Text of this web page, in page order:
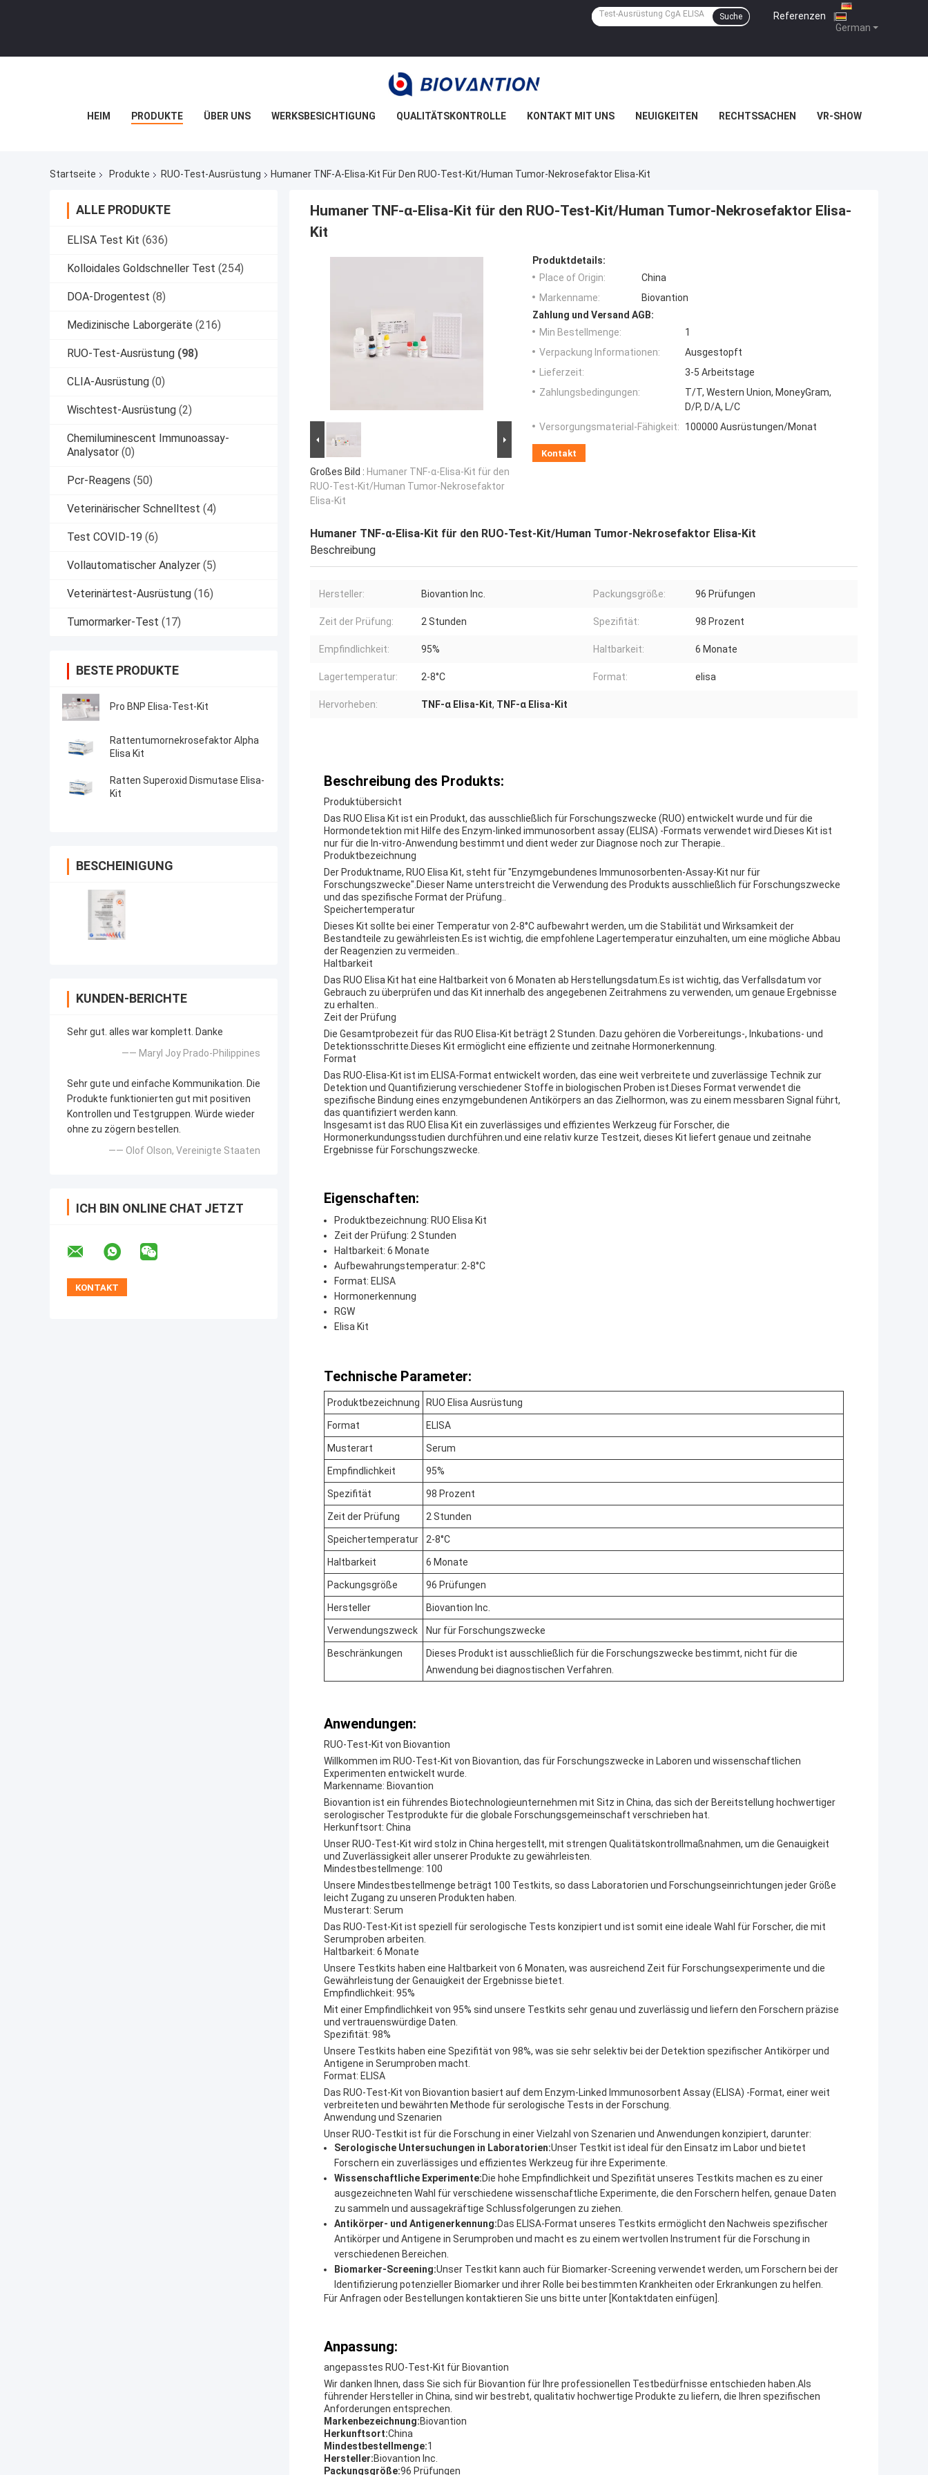
German
Referenzen |
Suche
HEIM PRODUKTE ÜBER UNS WERKSBESICHTIGUNG QUALITÄTSKONTROLLE KONTAKT MIT UNS NEUIGKEITEN RECHTSSACHEN VR-SHOW
Startseite Produkte RUO-Test-Ausrüstung Humaner TNF-Α-Elisa-Kit Für Den RUO-Test-Kit/Human Tumor-Nekrosefaktor Elisa-Kit
ALLE PRODUKTE
ELISA Test Kit (636)
Kolloidales Goldschneller Test (254)
DOA-Drogentest (8)
Medizinische Laborgeräte (216)
RUO-Test-Ausrüstung (98)
CLIA-Ausrüstung (0)
Wischtest-Ausrüstung (2)
Chemiluminescent Immunoassay-
Analysator (0)
Pcr-Reagens (50)
Veterinärischer Schnelltest (4)
Test COVID-19 (6)
Vollautomatischer Analyzer (5)
Veterinärtest-Ausrüstung (16)
Tumormarker-Test (17)
BESTE PRODUKTE
Pro BNP Elisa-Test-Kit
Rattentumornekrosefaktor Alpha
Elisa Kit
Ratten Superoxid Dismutase Elisa-
Kit
BESCHEINIGUNG
KUNDEN-BERICHTE
Sehr gut. alles war komplett. Danke
—— Maryl Joy Prado-Philippines
Sehr gute und einfache Kommunikation. Die
Produkte funktionierten gut mit positiven
Kontrollen und Testgruppen. Würde wieder
ohne zu zögern bestellen.
—— Olof Olson, Vereinigte Staaten
ICH BIN ONLINE CHAT JETZT
Humaner TNF-α-Elisa-Kit für den RUO-Test-Kit/Human Tumor-Nekrosefaktor Elisa-
Kit
Großes Bild : Humaner TNF-α-Elisa-Kit für den
RUO-Test-Kit/Human Tumor-Nekrosefaktor
Elisa-Kit
Produktdetails:
Place of Origin:
China
Markenname:
Biovantion
Zahlung und Versand AGB:
Min Bestellmenge:
1
Verpackung Informationen:
Ausgestopft
Lieferzeit:
3-5 Arbeitstage
Zahlungsbedingungen:
T/T, Western Union, MoneyGram,
D/P, D/A, L/C
Versorgungsmaterial-Fähigkeit:
100000 Ausrüstungen/Monat
Kontakt
Humaner TNF-α-Elisa-Kit für den RUO-Test-Kit/Human Tumor-Nekrosefaktor Elisa-Kit
Beschreibung
Hersteller: Biovantion Inc. Packungsgröße: 96 Prüfungen
Zeit der Prüfung: 2 Stunden Spezifität: 98 Prozent
Empfindlichkeit: 95% Haltbarkeit: 6 Monate
Lagertemperatur: 2-8°C Format: elisa
Hervorheben: TNF-α Elisa-Kit, TNF-α Elisa-Kit
Beschreibung des Produkts:
Produktübersicht
Das RUO Elisa Kit ist ein Produkt, das ausschließlich für Forschungszwecke (RUO) entwickelt wurde und für die
Hormondetektion mit Hilfe des Enzym-linked immunosorbent assay (ELISA) -Formats verwendet wird.Dieses Kit ist
nur für die In-vitro-Anwendung bestimmt und dient weder zur Diagnose noch zur Therapie..
Produktbezeichnung
Der Produktname, RUO Elisa Kit, steht für "Enzymgebundenes Immunosorbenten-Assay-Kit nur für
Forschungszwecke".Dieser Name unterstreicht die Verwendung des Produkts ausschließlich für Forschungszwecke
und das spezifische Format der Prüfung..
Speichertemperatur
Dieses Kit sollte bei einer Temperatur von 2-8°C aufbewahrt werden, um die Stabilität und Wirksamkeit der
Bestandteile zu gewährleisten.Es ist wichtig, die empfohlene Lagertemperatur einzuhalten, um eine mögliche Abbau
der Reagenzien zu vermeiden..
Haltbarkeit
Das RUO Elisa Kit hat eine Haltbarkeit von 6 Monaten ab Herstellungsdatum.Es ist wichtig, das Verfallsdatum vor
Gebrauch zu überprüfen und das Kit innerhalb des angegebenen Zeitrahmens zu verwenden, um genaue Ergebnisse
zu erhalten..
Zeit der Prüfung
Die Gesamtprobezeit für das RUO Elisa-Kit beträgt 2 Stunden. Dazu gehören die Vorbereitungs-, Inkubations- und
Detektionsschritte.Dieses Kit ermöglicht eine effiziente und zeitnahe Hormonerkennung.
Format
Das RUO-Elisa-Kit ist im ELISA-Format entwickelt worden, das eine weit verbreitete und zuverlässige Technik zur
Detektion und Quantifizierung verschiedener Stoffe in biologischen Proben ist.Dieses Format verwendet die
spezifische Bindung eines enzymgebundenen Antikörpers an das Zielhormon, was zu einem messbaren Signal führt,
das quantifiziert werden kann.
Insgesamt ist das RUO Elisa Kit ein zuverlässiges und effizientes Werkzeug für Forscher, die
Hormonerkundungsstudien durchführen.und eine relativ kurze Testzeit, dieses Kit liefert genaue und zeitnahe
Ergebnisse für Forschungszwecke.
Eigenschaften:
Produktbezeichnung: RUO Elisa Kit
Zeit der Prüfung: 2 Stunden
Haltbarkeit: 6 Monate
Aufbewahrungstemperatur: 2-8°C
Format: ELISA
Hormonerkennung
RGW
Elisa Kit
Technische Parameter:
Produktbezeichnung RUO Elisa Ausrüstung
Format ELISA
Musterart Serum
Empfindlichkeit 95%
Spezifität 98 Prozent
Zeit der Prüfung 2 Stunden
Speichertemperatur 2-8°C
Haltbarkeit 6 Monate
Packungsgröße 96 Prüfungen
Hersteller Biovantion Inc.
Verwendungszweck Nur für Forschungszwecke
Beschränkungen
Dieses Produkt ist ausschließlich für die Forschungszwecke bestimmt, nicht für die
Anwendung bei diagnostischen Verfahren.
Anwendungen:
RUO-Test-Kit von Biovantion
Willkommen im RUO-Test-Kit von Biovantion, das für Forschungszwecke in Laboren und wissenschaftlichen
Experimenten entwickelt wurde.
Markenname: Biovantion
Biovantion ist ein führendes Biotechnologieunternehmen mit Sitz in China, das sich der Bereitstellung hochwertiger
serologischer Testprodukte für die globale Forschungsgemeinschaft verschrieben hat.
Herkunftsort: China
Unser RUO-Test-Kit wird stolz in China hergestellt, mit strengen Qualitätskontrollmaßnahmen, um die Genauigkeit
und Zuverlässigkeit aller unserer Produkte zu gewährleisten.
Mindestbestellmenge: 100
Unsere Mindestbestellmenge beträgt 100 Testkits, so dass Laboratorien und Forschungseinrichtungen jeder Größe
leicht Zugang zu unseren Produkten haben.
Musterart: Serum
Das RUO-Test-Kit ist speziell für serologische Tests konzipiert und ist somit eine ideale Wahl für Forscher, die mit
Serumproben arbeiten.
Haltbarkeit: 6 Monate
Unsere Testkits haben eine Haltbarkeit von 6 Monaten, was ausreichend Zeit für Forschungsexperimente und die
Gewährleistung der Genauigkeit der Ergebnisse bietet.
Empfindlichkeit: 95%
Mit einer Empfindlichkeit von 95% sind unsere Testkits sehr genau und zuverlässig und liefern den Forschern präzise
und vertrauenswürdige Daten.
Spezifität: 98%
Unsere Testkits haben eine Spezifität von 98%, was sie sehr selektiv bei der Detektion spezifischer Antikörper und
Antigene in Serumproben macht.
Format: ELISA
Das RUO-Test-Kit von Biovantion basiert auf dem Enzym-Linked Immunosorbent Assay (ELISA) -Format, einer weit
verbreiteten und bewährten Methode für serologische Tests in der Forschung.
Anwendung und Szenarien
Unser RUO-Testkit ist für die Forschung in einer Vielzahl von Szenarien und Anwendungen konzipiert, darunter:
Serologische Untersuchungen in Laboratorien:Unser Testkit ist ideal für den Einsatz im Labor und bietet
Forschern ein zuverlässiges und effizientes Werkzeug für ihre Experimente.
Wissenschaftliche Experimente:Die hohe Empfindlichkeit und Spezifität unseres Testkits machen es zu einer
ausgezeichneten Wahl für verschiedene wissenschaftliche Experimente, die den Forschern helfen, genaue Daten
zu sammeln und aussagekräftige Schlussfolgerungen zu ziehen.
Antikörper- und Antigenerkennung:Das ELISA-Format unseres Testkits ermöglicht den Nachweis spezifischer
Antikörper und Antigene in Serumproben und macht es zu einem wertvollen Instrument für die Forschung in
verschiedenen Bereichen.
Biomarker-Screening:Unser Testkit kann auch für Biomarker-Screening verwendet werden, um Forschern bei der
Identifizierung potenzieller Biomarker und ihrer Rolle bei bestimmten Krankheiten oder Erkrankungen zu helfen.
Für Anfragen oder Bestellungen kontaktieren Sie uns bitte unter [Kontaktdaten einfügen].
Anpassung:
angepasstes RUO-Test-Kit für Biovantion
Wir danken Ihnen, dass Sie sich für Biovantion für Ihre professionellen Testbedürfnisse entschieden haben.Als
führender Hersteller in China, sind wir bestrebt, qualitativ hochwertige Produkte zu liefern, die Ihren spezifischen
Anforderungen entsprechen.
Markenbezeichnung:Biovantion
Herkunftsort:China
Mindestbestellmenge:1
Hersteller:Biovantion Inc.
Packungsgröße:96 Prüfungen